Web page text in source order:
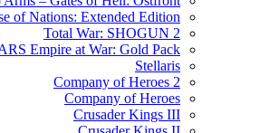
of Nations: Extended Edition
Total War: SHOGUN 2
Empire at War: Gold Pack
Stellaris
Company of Heroes 2
Company of Heroes
Crusader Kings III